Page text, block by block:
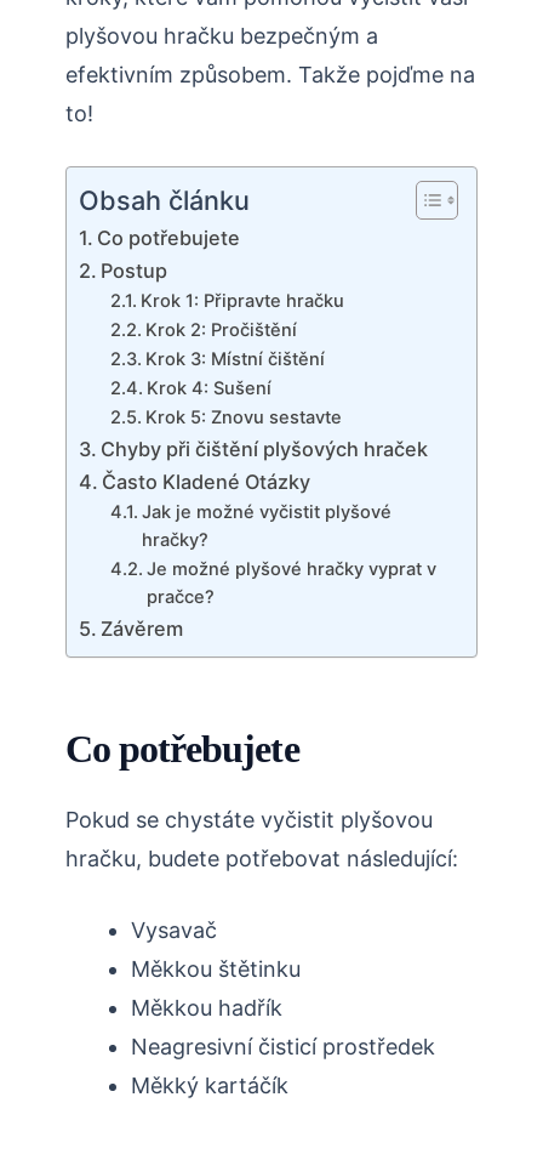
plyšovou hračku bezpečným a
efektivním způsobem. Takže pojďme na
to!
Obsah článku
Co potřebujete
Postup
Krok 1: Připravte hračku
Krok 2: Pročištění
Krok 3: Místní čištění
Krok 4: Sušení
Krok 5: Znovu sestavte
Chyby při čištění plyšových hraček
Často Kladené Otázky
Jak je možné vyčistit plyšové
hračky?
Je možné plyšové hračky vyprat v
pračce?
Závěrem
Co potřebujete
Pokud se chystáte vyčistit plyšovou
hračku, budete potřebovat následující:
Vysavač
Měkkou štětinku
Měkkou hadřík
Neagresivní čisticí prostředek
Měkký kartáčík